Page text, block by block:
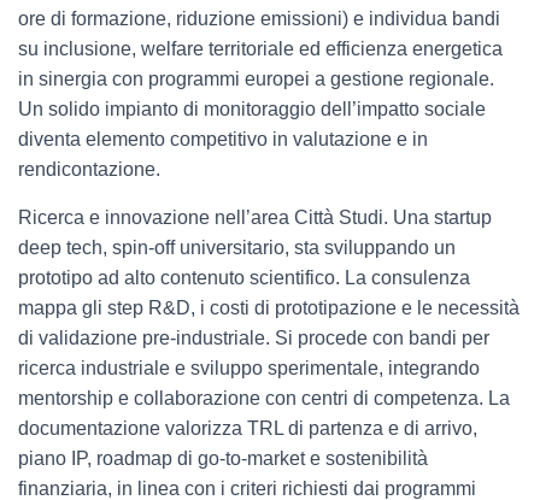
ore di formazione, riduzione emissioni) e individua bandi
su inclusione, welfare territoriale ed efficienza energetica
in sinergia con programmi europei a gestione regionale.
Un solido impianto di monitoraggio dell’impatto sociale
diventa elemento competitivo in valutazione e in
rendicontazione.
Ricerca e innovazione nell’area Città Studi. Una startup
deep tech, spin-off universitario, sta sviluppando un
prototipo ad alto contenuto scientifico. La consulenza
mappa gli step R&D, i costi di prototipazione e le necessità
di validazione pre-industriale. Si procede con bandi per
ricerca industriale e sviluppo sperimentale, integrando
mentorship e collaborazione con centri di competenza. La
documentazione valorizza TRL di partenza e di arrivo,
piano IP, roadmap di go-to-market e sostenibilità
finanziaria, in linea con i criteri richiesti dai programmi